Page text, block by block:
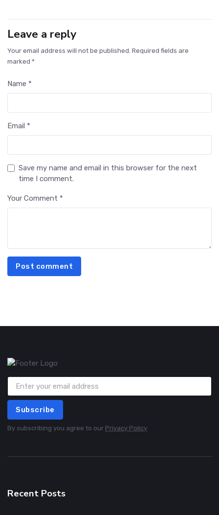
Leave a reply
Your email address will not be published. Required fields are
marked *
Name *
Email *
Save my name and email in this browser for the next
time I comment.
Your Comment *
Post comment
Subscribe
By subscribing you agree to our Privacy Policy
Recent Posts